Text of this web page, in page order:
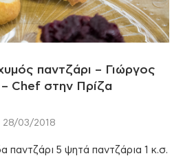
παντζάρι – Γιώργος
Chef στην Πρίζα
28/03/2018
παντζάρι 5 ψητά παντζάρια 1 κ.σ.